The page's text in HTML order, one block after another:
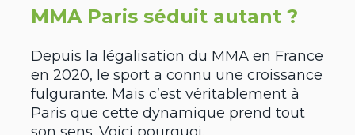
MMA Paris séduit autant ?
Depuis la légalisation du MMA en France
en 2020, le sport a connu une croissance
fulgurante. Mais c’est véritablement à
Paris que cette dynamique prend tout